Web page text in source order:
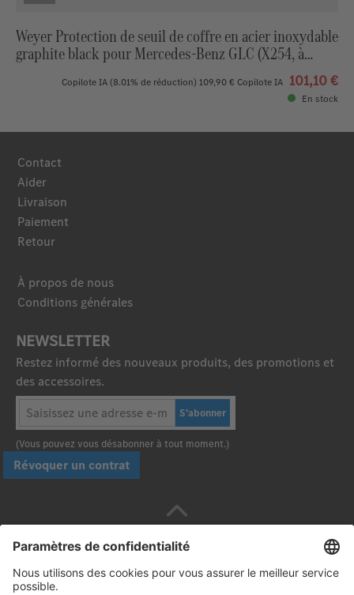
Weyer Protection de seuil de coffre en acier inoxydable
graphite black pour Mercedes‑Benz GLC (X254, à
Copilote IA(8.01% de réduction) 109,90 € Copilote IA 101,10 €
En stock
Contact
Aider
Livraison
Paiement
Retour
À propos de nous
Conditions générales
NEWSLETTER
Restez informé des nouveaux produits, des promotions et
des accessoires.
S'abonner
(Vous pouvez vous désabonner à tout moment.)
Révoquer un contrat
Payez en toute sécurité avec :